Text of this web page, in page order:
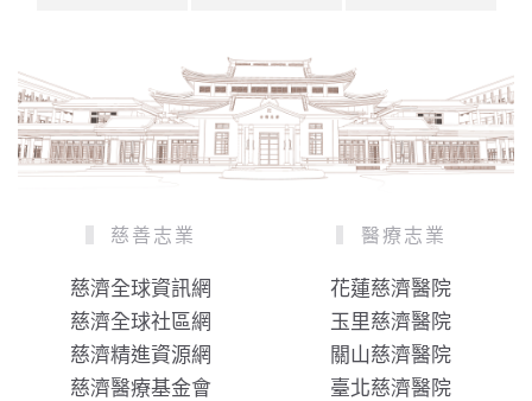
慈善志業
慈濟全球資訊網
慈濟全球社區網
慈濟精進資源網
慈濟醫療基金會
醫療志業
花蓮慈濟醫院
玉里慈濟醫院
關山慈濟醫院
臺北慈濟醫院